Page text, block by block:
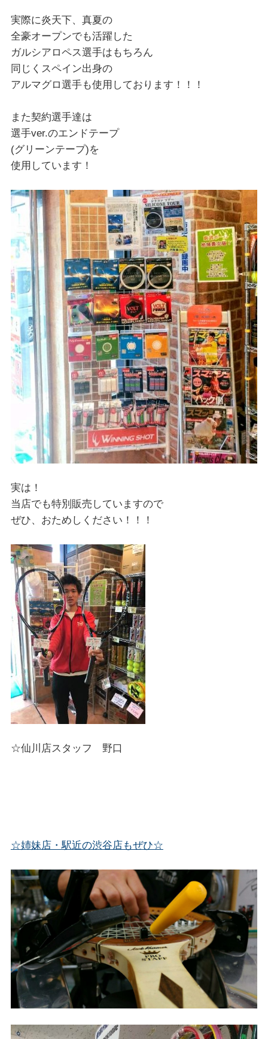
実際に炎天下、真夏の
全豪オープンでも活躍した
ガルシアロペス選手はもちろん
同じくスペイン出身の
アルマグロ選手も使用しております！！！
また契約選手達は
選手ver.のエンドテープ
(グリーンテープ)を
使用しています！
実は！
当店でも特別販売していますので
ぜひ、おためしください！！！
☆仙川店スタッフ 野口
☆姉妹店・駅近の渋谷店もぜひ☆